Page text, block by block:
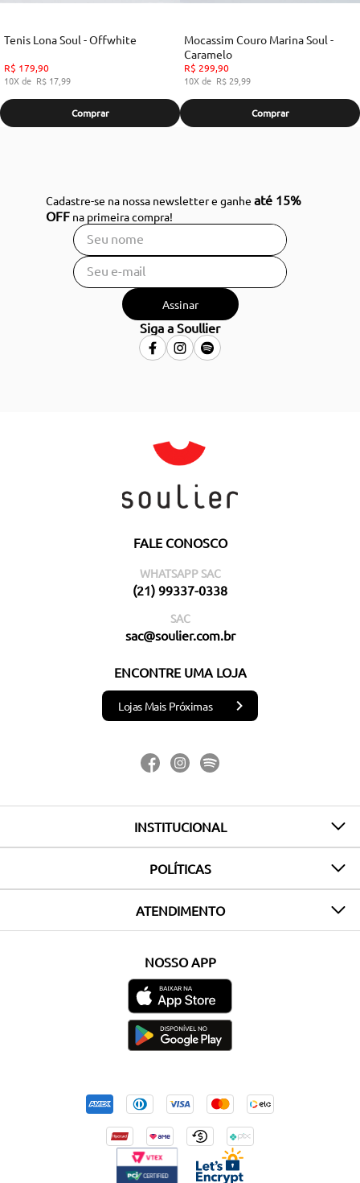
Tenis Lona Soul - Offwhite
R$ 179,90
10
R$ 17,99
Comprar
Mocassim Couro Marina Soul -
Caramelo
R$ 299,90
10
R$ 29,99
Comprar
Cadastre-se na nossa newsletter e ganheaté 15%
OFF na primeira compra!
Assinar
Siga a Soullier
FALE CONOSCO
WHATSAPP SAC
(21) 99337-0338
SAC
sac@soulier.com.br
ENCONTRE UMA LOJA
Lojas Mais Próximas
INSTITUCIONAL
POLÍTICAS
ATENDIMENTO
NOSSO APP